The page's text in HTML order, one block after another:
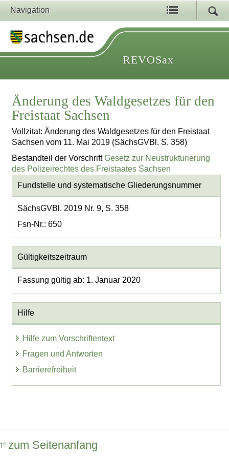
Navigation
REVOSax
Änderung des Waldgesetzes für den
Freistaat Sachsen
Vollzitat: Änderung des Waldgesetzes für den Freistaat
Sachsen vom 11. Mai 2019 (SächsGVBl. S. 358)
Bestandteil der VorschriftGesetz zur Neustrukturierung
des Polizeirechtes des Freistaates Sachsen
Fundstelle und systematische Gliederungsnummer
SächsGVBl. 2019 Nr. 9, S. 358
Fsn-Nr.: 650
Gültigkeitszeitraum
Fassung gültig ab: 1. Januar 2020
Hilfe
Hilfe zum Vorschriftentext
Fragen und Antworten
Barrierefreiheit
zum Seitenanfang